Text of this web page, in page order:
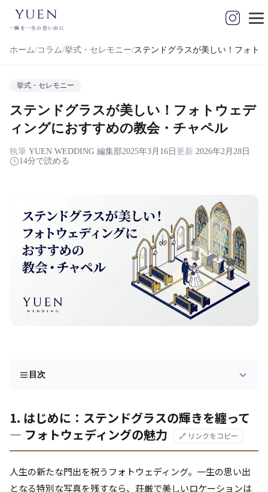
yuen
一瞬を一生の思い出に
ホーム コラム 挙式・セレモニー ステンドグラスが美しい！フォト
挙式・セレモニー
ステンドグラスが美しい！フォトウェデ
ィングにおすすめの教会・チャペル
執筆 YUEN WEDDING 編集部2025年3月16日 更新 2026年2月28日
14分で読める
目次
1. はじめに：ステンドグラスの輝きを纏って
― フォトウェディングの魅力
🔗 リンクをコピー
人生の新たな門出を祝うフォトウェディング。一生の思い出
となる特別な写真を残すなら、荘厳で美しいロケーションは